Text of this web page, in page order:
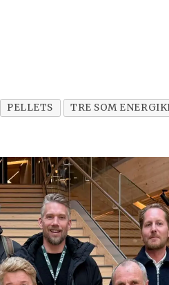
PELLETS TRE SOM